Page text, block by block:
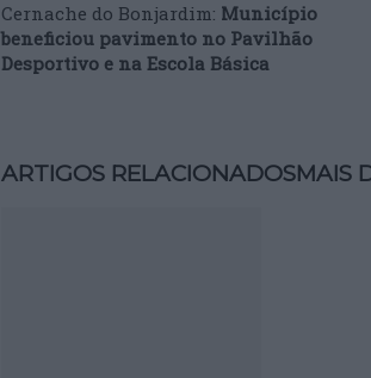
Cernache do Bonjardim: Município
beneficiou pavimento no Pavilhão
Desportivo e na Escola Básica
ARTIGOS RELACIONADOSMAIS